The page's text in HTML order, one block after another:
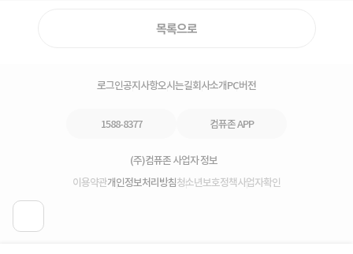
목록으로
로그인공지사항오시는길회사소개PC버전
1588-8377 컴퓨존 APP
(주)컴퓨존 사업자 정보
이용약관개인정보처리방침청소년보호정책사업자확인